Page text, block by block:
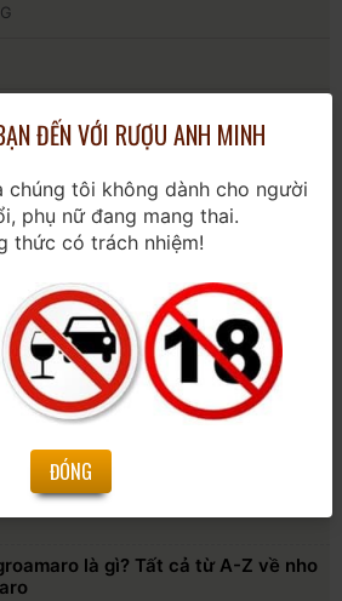
những thương hiệu rượu vang
giá rẻ nhất Hà Nội
biệt giữa rượu Champgane không
so với rượu sâm banh cổ điển
là gì? Tất cả từ A-Z về nho
ĐẾN VỚI RƯỢU ANH MINH
chúng tôi không dành cho người
phụ nữ đang mang thai.
thức có trách nhiệm!
ĐÓNG